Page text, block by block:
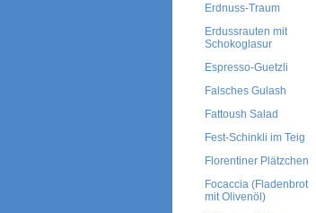
Erdnuss-Traum
Erdussrauten mit
Schokoglasur
Espresso-Guetzli
Falsches Gulash
Fattoush Salad
Fest-Schinkli im Teig
Florentiner Plätzchen
Focaccia (Fladenbrot
mit Olivenöl)